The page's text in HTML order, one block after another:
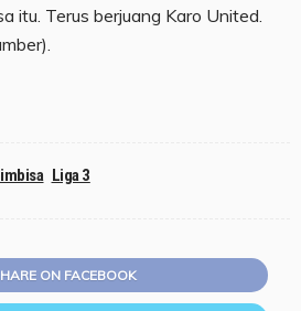
itu. Terus berjuang Karo United.
Liga 3
ON FACEBOOK